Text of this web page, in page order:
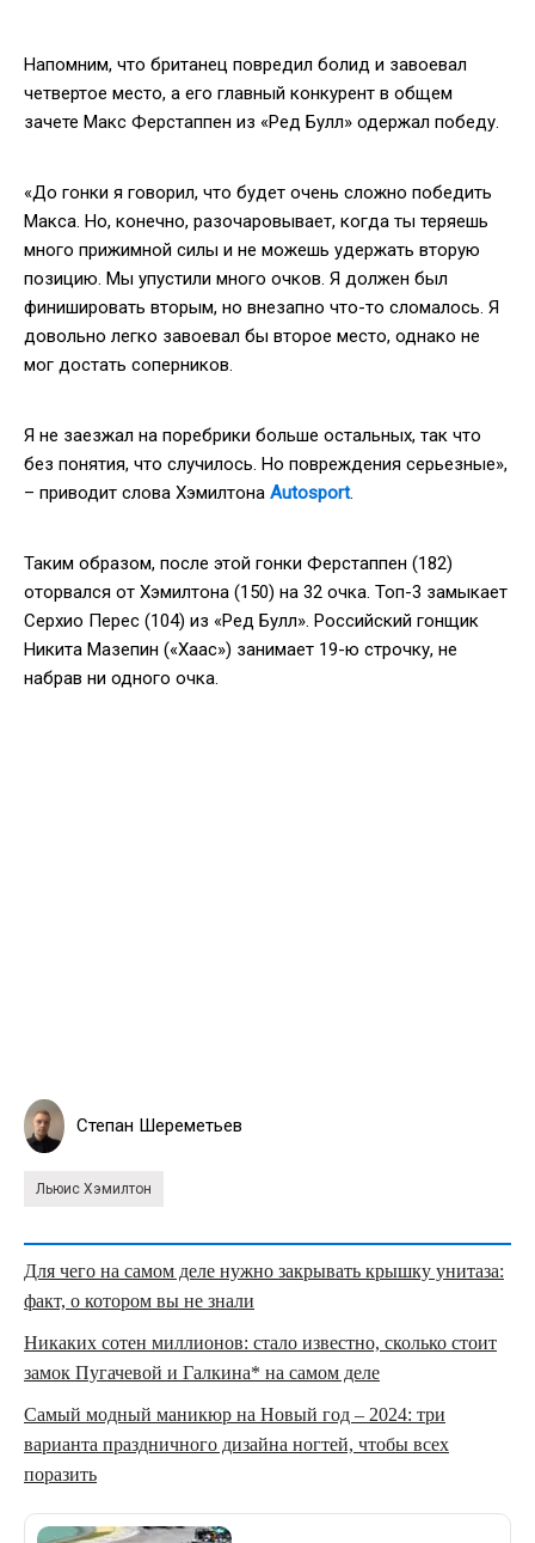
Напомним, что британец повредил болид и завоевал
четвертое место, а его главный конкурент в общем
зачете Макс Ферстаппен из «Ред Булл» одержал победу.
«До гонки я говорил, что будет очень сложно победить
Макса. Но, конечно, разочаровывает, когда ты теряешь
много прижимной силы и не можешь удержать вторую
позицию. Мы упустили много очков. Я должен был
финишировать вторым, но внезапно что-то сломалось. Я
довольно легко завоевал бы второе место, однако не
мог достать соперников.
Я не заезжал на поребрики больше остальных, так что
без понятия, что случилось. Но повреждения серьезные»,
– приводит слова Хэмилтона Autosport.
Таким образом, после этой гонки Ферстаппен (182)
оторвался от Хэмилтона (150) на 32 очка. Топ-3 замыкает
Серхио Перес (104) из «Ред Булл». Российский гонщик
Никита Мазепин («Хаас») занимает 19-ю строчку, не
набрав ни одного очка.
Степан Шереметьев
Льюис Хэмилтон
Для чего на самом деле нужно закрывать крышку унитаза:
факт, о котором вы не знали
Никаких сотен миллионов: стало известно, сколько стоит
замок Пугачевой и Галкина* на самом деле
Самый модный маникюр на Новый год – 2024: три
варианта праздничного дизайна ногтей, чтобы всех
поразить